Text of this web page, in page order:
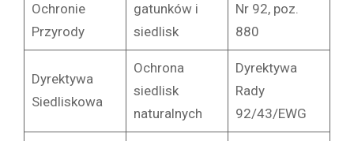
Ochronie
Przyrody
gatunków i
siedlisk
Nr 92, poz.
880
Dyrektywa
Siedliskowa
Ochrona
siedlisk
naturalnych
Dyrektywa
Rady
92/43/EWG